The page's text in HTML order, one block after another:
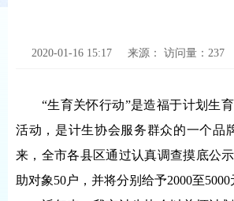
2020-01-16 15:17 来源： 访问量： 237
“生育关怀行动”是造福于计划生
活动，是计生协会服务群众的一个品
来，全市各县区通过认真调查摸底公
助对象50户，并将分别给予2000至